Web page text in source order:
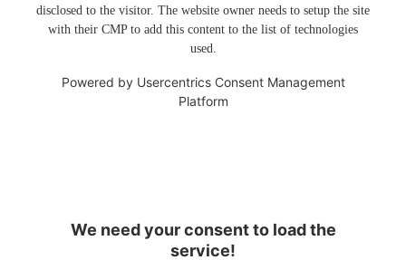
disclosed to the visitor. The website owner needs to setup the site
with their CMP to add this content to the list of technologies
used.
Powered by Usercentrics Consent Management
Platform
We need your consent to load the
service!